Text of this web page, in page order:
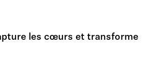
les cœurs et transforme